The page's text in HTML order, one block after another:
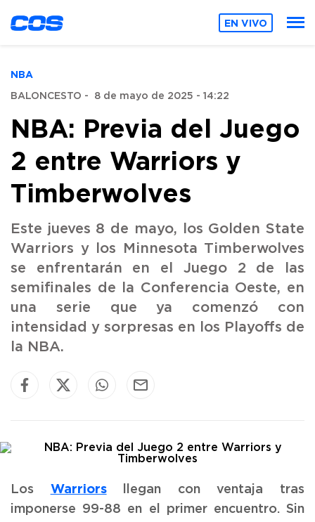
EN VIVO
NBA
BALONCESTO - 8 de mayo de 2025 - 14:22
NBA: Previa del Juego
2 entre Warriors y
Timberwolves
Este jueves 8 de mayo, los Golden State
Warriors y los Minnesota Timberwolves
se enfrentarán en el Juego 2 de las
semifinales de la Conferencia Oeste, en
una serie que ya comenzó con
intensidad y sorpresas en los Playoffs de
la NBA.
Los Warriorsllegan con ventaja tras
imponerse 99-88 en el primer encuentro. Sin